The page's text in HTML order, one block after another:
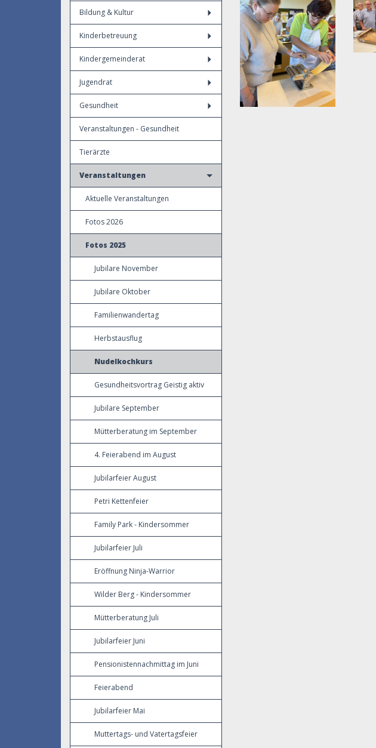
Bildung & Kultur
Kinderbetreuung
Kindergemeinderat
Jugendrat
Gesundheit
Veranstaltungen - Gesundheit
Tierärzte
Veranstaltungen
Aktuelle Veranstaltungen
Fotos 2026
Fotos 2025
Jubilare November
Jubilare Oktober
Familienwandertag
Herbstausflug
Nudelkochkurs
Gesundheitsvortrag Geistig aktiv
Jubilare September
Mütterberatung im September
4. Feierabend im August
Jubilarfeier August
Petri Kettenfeier
Family Park - Kindersommer
Jubilarfeier Juli
Eröffnung Ninja-Warrior
Wilder Berg - Kindersommer
Mütterberatung Juli
Jubilarfeier Juni
Pensionistennachmittag im Juni
Feierabend
Jubilarfeier Mai
Muttertags- und Vatertagsfeier